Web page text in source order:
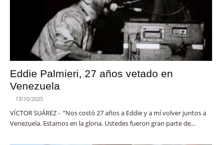
Eddie Palmieri, 27 años vetado en
Venezuela
- 13/10/2025
VÍCTOR SUÁREZ - “Nos costó 27 años a Eddie y a mí volver juntos a
Venezuela. Estamos en la gloria. Ustedes fueron gran parte de...